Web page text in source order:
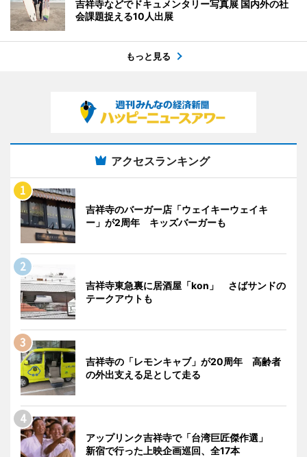
吉祥寺などでドキュメンタリー写真展 国内外の社
会課題捉える10人出展
もっと見る
アクセスランキング
吉祥寺のバーガー店「ウェイキーウェイキ
ー」が2周年 キッズバーガーも
吉祥寺東急裏に居酒屋「kon」 さばサンドの
テークアウトも
吉祥寺の「レモンキャブ」が20周年 高齢者
の外出支える足として走る
アップリンク吉祥寺で「台湾巨匠傑作選」
新宿で行った上映企画巡回、全17本